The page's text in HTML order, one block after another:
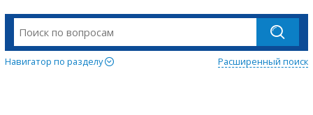
Навигатор по разделу Расширенный поиск